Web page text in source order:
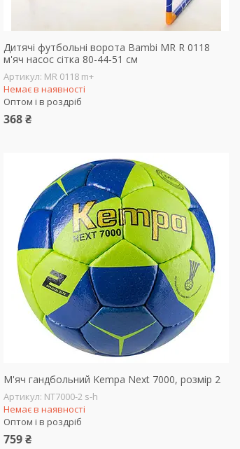
Дитячі футбольні ворота Bambi MR R 0118
м'яч насос сітка 80-44-51 см
MR 0118 m+
Немає в наявності
Оптом і в роздріб
368 ₴
М'яч гандбольний Kempa Next 7000, розмір 2
NT7000-2 s-h
Немає в наявності
Оптом і в роздріб
759 ₴